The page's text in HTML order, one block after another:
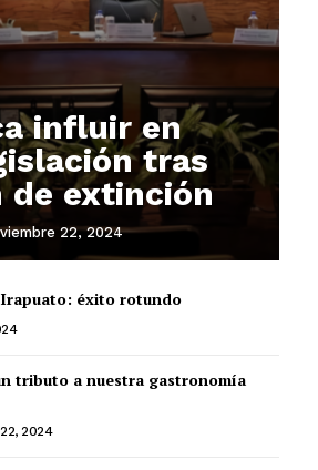
influir en
tras
de extinción
22, 2024
Irapuato: éxito rotundo
tributo a nuestra gastronomía
2024